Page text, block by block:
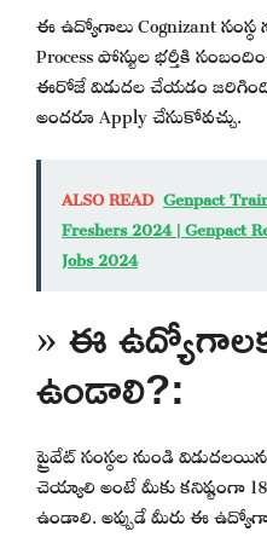
ఈ ఉద్యోగాలు Cognizant సంస్థ
Process పోస్టుల భర్తీకి
ఈరోజే విడుదల చేయడం
అందరూ Apply చేసుకోవచ్చు.
ALSO READ Genpact
Freshers 2024 | Genpact
Jobs 2024
» ఈ
ఉండాలి?:
ప్రైవేట్ సంస్థల నుండి
చెయ్యాలి అంటే మీకు కనిష్టంగా
ఉండాలి. అప్పుడే మీరు ఈ